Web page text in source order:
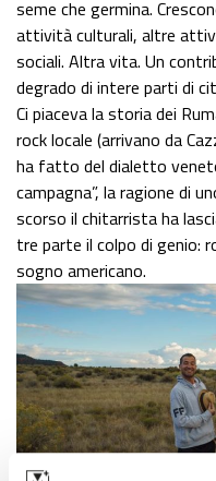
seme che germina.
attività culturali, altre
sociali. Altra vita. Un
degrado di intere parti di
Ci piaceva la storia dei
rock locale (arrivano da
ha fatto del dialetto
campagna”, la ragione di
scorso il chitarrista ha
tre parte il colpo di genio:
sogno americano.